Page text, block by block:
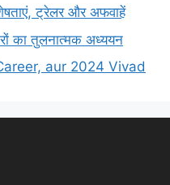
ट्रेलर और अफवाहें
का तुलनात्मक अध्ययन
aur 2024 Vivad